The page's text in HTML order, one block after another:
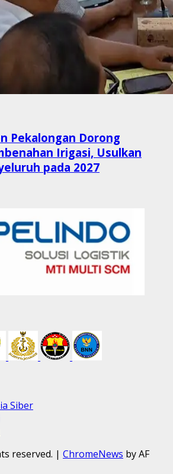
Pekalongan Dorong
Irigasi, Usulkan
pada 2027
Siber
reserved. | ChromeNews by AF